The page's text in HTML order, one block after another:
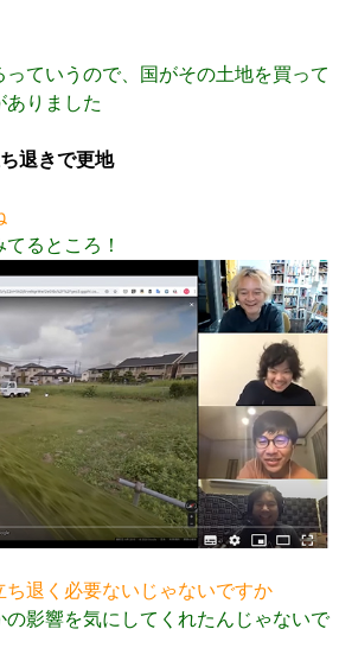
ていうので、国がその土地を買って
ありました
退きで更地
るところ！
退く必要ないじゃないですか
影響を気にしてくれたんじゃないで